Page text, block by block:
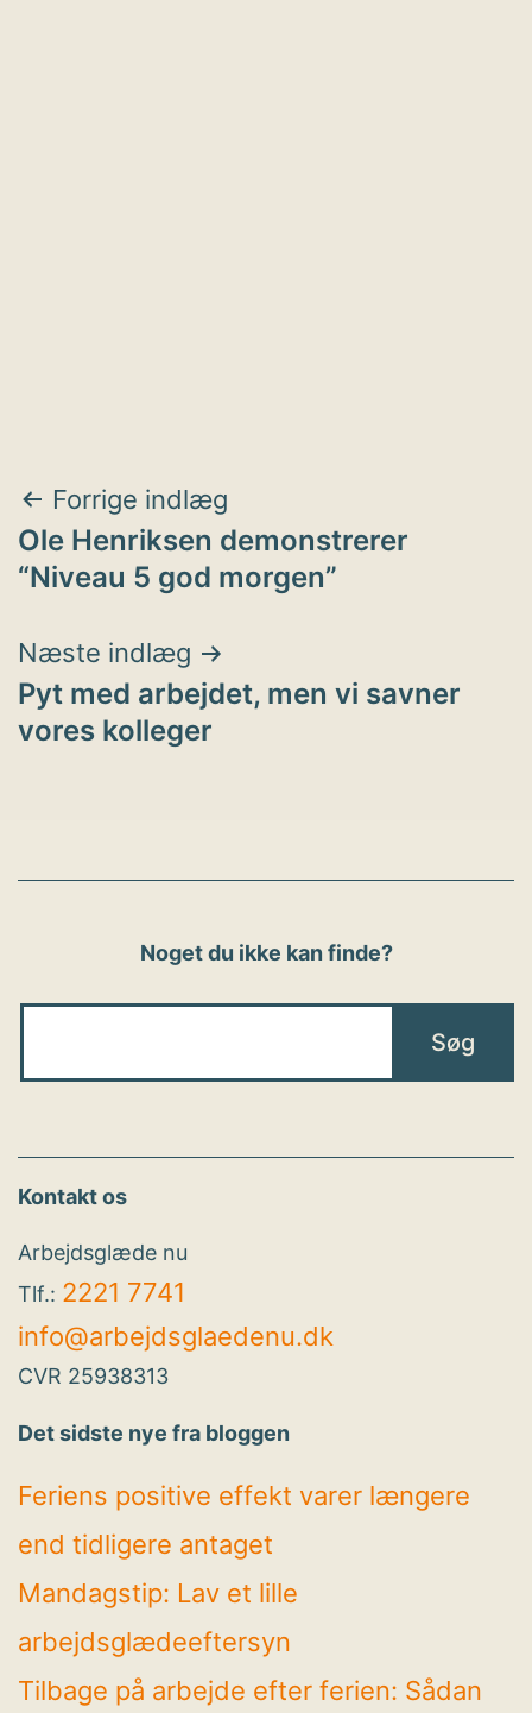
Indlægsnavigation
Forrige indlæg
Ole Henriksen demonstrerer
“Niveau 5 god morgen”
Næste indlæg
Pyt med arbejdet, men vi savner
vores kolleger
Noget du ikke kan finde?
Kontakt os
Arbejdsglæde nu
Tlf.: 2221 7741
info@arbejdsglaedenu.dk
CVR 25938313
Det sidste nye fra bloggen
Feriens positive effekt varer længere
end tidligere antaget
Mandagstip: Lav et lille
arbejdsglædeeftersyn
Tilbage på arbejde efter ferien: Sådan